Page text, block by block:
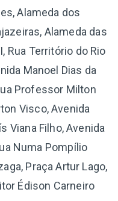
Alameda dos
Alameda das
Rua Território do Rio
Manoel Dias da
Professor Milton
Visco, Avenida
Viana Filho, Avenida
Numa Pompílio
Praça Artur Lago,
Édison Carneiro